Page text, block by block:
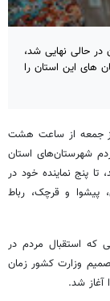
در حالی نهایی شد،
های این استان را
۱۱ اسفند ۱۴۰۲ روز جمعه از ساعت هشت
شهرستان‌های استان
رفتند، تا پنج نماینده خود در
پیشوا و قرچک، رباط
اما از آنجایی که استقبال مردم در
وزارت کشور زمان